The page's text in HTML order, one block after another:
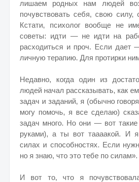
лишаем родных нам людей
почувствовать себя, свою силу,
Кстати, психолог вообще не
советы: идти — не идти на
расходиться и проч. Если
личную терапию. Для протирки
Недавно, когда один из
людей начал рассказывать, как
задач и заданий, я (обычно
могу помочь, я все сделаю)
задач много. Но они — вот такие
руками), а ты вот таааакой. И
силах и способностях. Если
но я знаю, что это тебе по силам».
И вот то, что я